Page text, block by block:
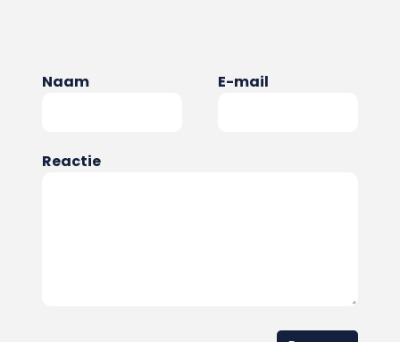
Naam E-mail
Reactie